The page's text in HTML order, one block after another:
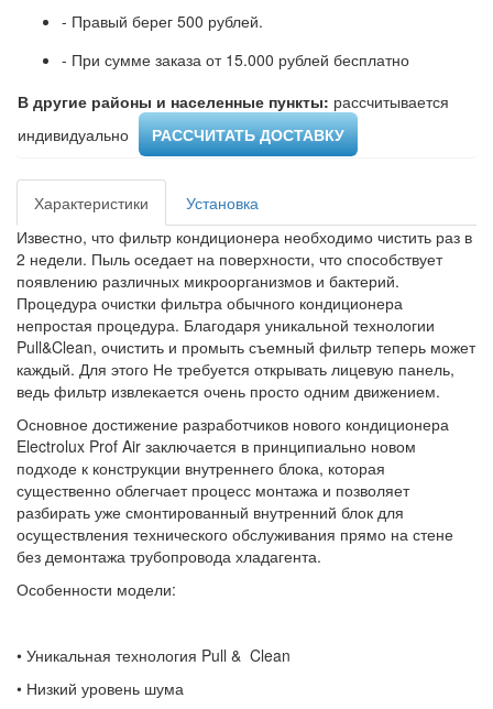
- Правый берег 500 рублей.
- При сумме заказа от 15.000 рублей бесплатно
В другие районы и населенные пункты: рассчитывается
индивидуально ​
РАССЧИТАТЬ ДОСТАВКУ
Характеристики
Установка
Известно, что фильтр кондиционера необходимо чистить раз в
2 недели. Пыль оседает на поверхности, что способствует
появлению различных микроорганизмов и бактерий.
Процедура очистки фильтра обычного кондиционера
непростая процедура. Благодаря уникальной технологии
Pull&Clean, очистить и промыть съемный фильтр теперь может
каждый. Для этого Не требуется открывать лицевую панель,
ведь фильтр извлекается очень просто одним движением.
Основное достижение разработчиков нового кондиционера
Electrolux Prof Air заключается в принципиально новом
подходе к конструкции внутреннего блока, которая
существенно облегчает процесс монтажа и позволяет
разбирать уже смонтированный внутренний блок для
осуществления технического обслуживания прямо на стене
без демонтажа трубопровода хладагента.
Особенности модели:​
• Уникальная технология Pull & Clean
• Низкий уровень шума